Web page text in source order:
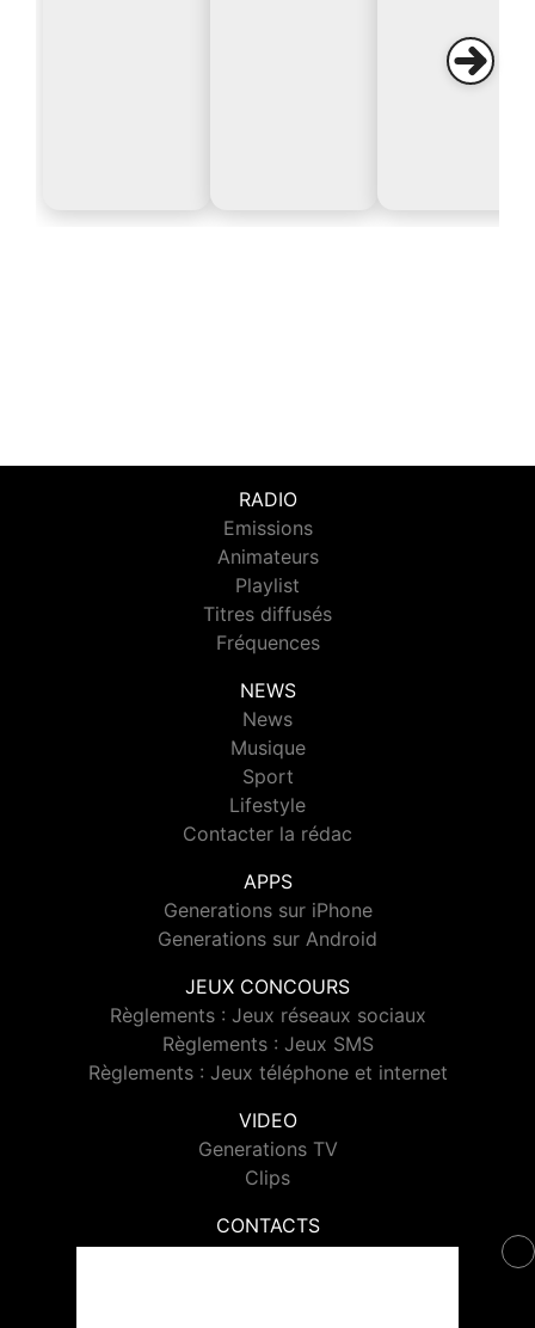
RADIO
Emissions
Animateurs
Playlist
Titres diffusés
Fréquences
NEWS
News
Musique
Sport
Lifestyle
Contacter la rédac
APPS
Generations sur iPhone
Generations sur Android
JEUX CONCOURS
Règlements : Jeux réseaux sociaux
Règlements : Jeux SMS
Règlements : Jeux téléphone et internet
VIDEO
Generations TV
Clips
CONTACTS
Contacter Generations